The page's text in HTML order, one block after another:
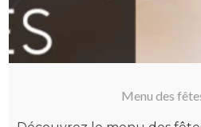
Menu des